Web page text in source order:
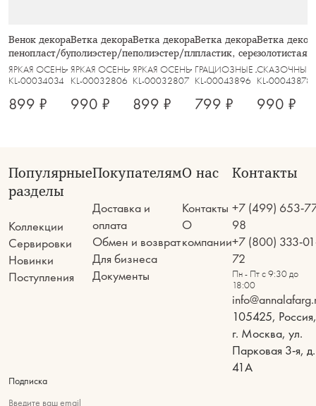
Венок декоративный, 13/28 см,
пенопласт/бумага, Ягоды, Bright
pumpkin
ЯРКАЯ ОСЕНЬ
KL-00034034
899 ₽
Ветка декоративная, 80 см,
полиэстер/пенопласт, Осенние
листья, Bright pumpkin
ЯРКАЯ ОСЕНЬ
KL-00032806
990 ₽
Ветка декоративная, 94 см,
полиэстер/пластик, Тыквы, Bright
pumpkin
ЯРКАЯ ОСЕНЬ
KL-00032807
899 ₽
Ветка декоративная, 65
пластик, серебристая,
кристаллы, Interior silver
ГРАЦИОЗНЫЕ ЛОШАДИ
KL-00043896
799 ₽
Ветка
Event
СКАЗОЧНЫЙ
KL-00043878
990 ₽
Популярные
разделы
Коллекции
Сервировки
Новинки
Поступления
Покупателям
Доставка и
оплата
Обмен и возврат
Для бизнеса
Документы
О нас
Контакты
О
компании
Контакты
+7 (499) 653-
98
+7 (800) 333-
72
Пн - Пт с 9:30 до
18:00
105425, Россия,
г. Москва, ул.
Парковая 3-я, д.
41А
Подписка
Введите ваш email